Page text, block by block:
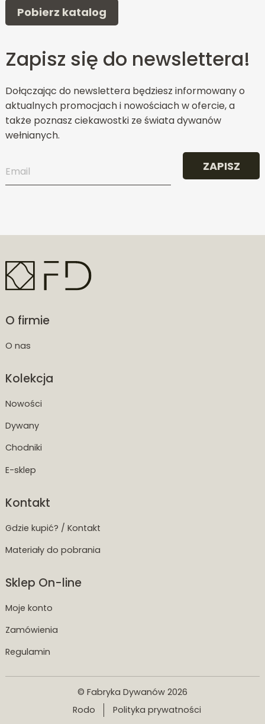
Pobierz katalog
Zapisz się do newslettera!
Dołączając do newslettera będziesz informowany o
aktualnych promocjach i nowościach w ofercie, a
także poznasz ciekawostki ze świata dywanów
wełnianych.
ZAPISZ
O firmie
O nas
Kolekcja
Nowości
Dywany
Chodniki
E-sklep
Kontakt
Gdzie kupić? / Kontakt
Materiały do pobrania
Sklep On-line
Moje konto
Zamówienia
Regulamin
© Fabryka Dywanów 2026
Rodo
Polityka prywatności